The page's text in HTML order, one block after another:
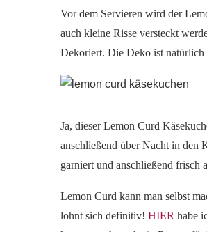
Vor dem Servieren wird der
auch kleine Risse versteckt
Dekoriert. Die Deko ist natürlich
Ja, dieser Lemon Curd
anschließend über Nacht in den
garniert und anschließend frisch
Lemon Curd kann man selbst
lohnt sich definitiv! HIER habe